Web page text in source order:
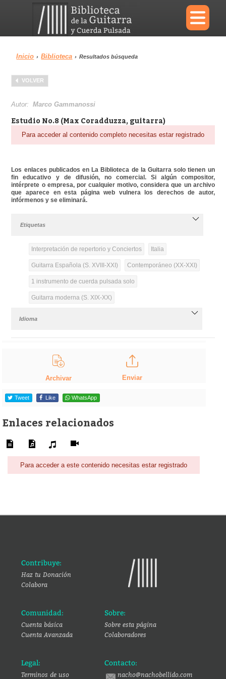
×
Menu
Biblioteca
Inicio › Biblioteca › Resultados búsqueda
VOLVER
Autor:Marco Gammanossi
Estudio No.8 (Max Coradduzza, guitarra)
Para acceder al contenido completo necesitas estar registrado
Los enlaces publicados en La Biblioteca de la Guitarra solo tienen un
fin educativo y de difusión, no comercial. Si algún compositor,
intérprete o empresa, por cualquier motivo, considera que un archivo
que aparece en esta página web vulnera los derechos de autor,
infórmenos y se eliminará.
Etiquetas
Interpretación de repertorio y Conciertos Italia
Guitarra Española (S. XVIII-XXI) Contemporáneo (XX-XXI)
1 instrumento de cuerda pulsada solo
Guitarra moderna (S. XIX-XX)
Idioma
Archivar Enviar
Tweet Like WhatsApp
Enlaces relacionados
Para acceder a este contenido necesitas estar registrado
Contribuye:
Haz tu Donación
Colabora
Comunidad:
Cuenta básica
Cuenta Avanzada
Sobre:
Sobre esta página
Colaboradores
Legal:
Terminos de uso
Contacto:
nacho@nachobellido.com